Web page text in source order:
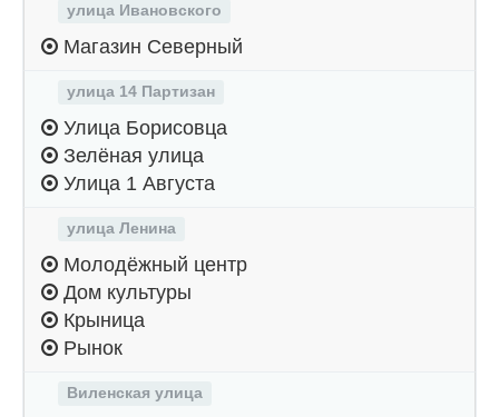
улица Ивановского
Магазин Северный
улица 14 Партизан
Улица Борисовца
Зелёная улица
Улица 1 Августа
улица Ленина
Молодёжный центр
Дом культуры
Крыница
Рынок
Виленская улица